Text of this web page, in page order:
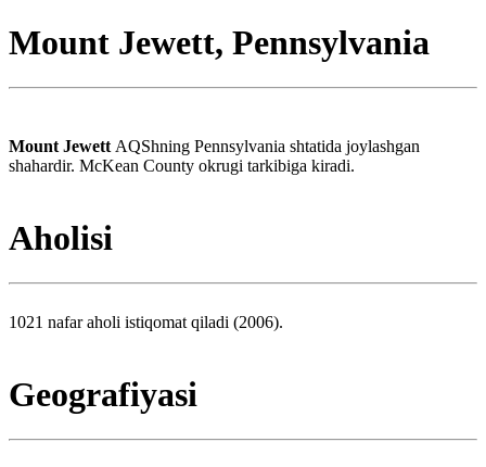
Mount Jewett, Pennsylvania
Mount Jewett AQShning Pennsylvania shtatida joylashgan
shahardir. McKean County okrugi tarkibiga kiradi.
Aholisi
1021 nafar aholi istiqomat qiladi (2006).
Geografiyasi